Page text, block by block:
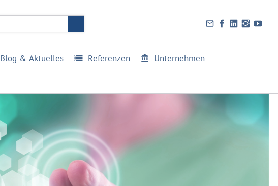
Blog & Aktuelles Referenzen Unternehmen